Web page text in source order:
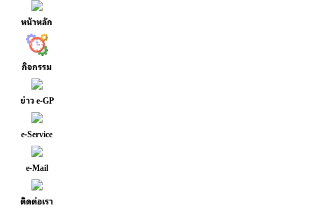
หน้าหลัก
กิจกรรม
ข่าว e-GP
e-Service
e-Mail
ติดต่อเรา